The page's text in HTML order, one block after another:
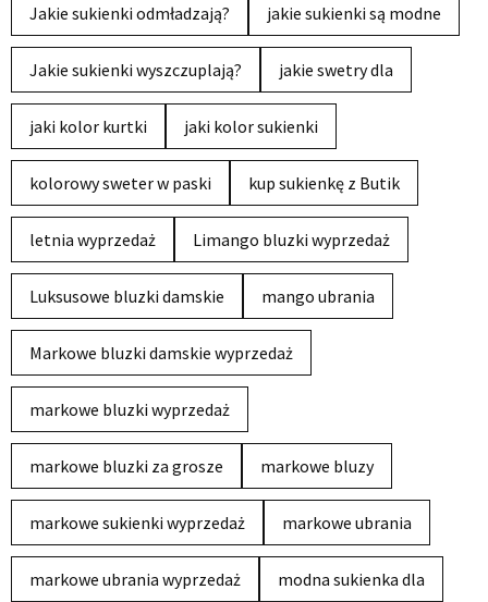
Jakie sukienki odmładzają? jakie sukienki są modne
Jakie sukienki wyszczuplają? jakie swetry dla
jaki kolor kurtki jaki kolor sukienki
kolorowy sweter w paski kup sukienkę z Butik
letnia wyprzedaż Limango bluzki wyprzedaż
Luksusowe bluzki damskie mango ubrania
Markowe bluzki damskie wyprzedaż
markowe bluzki wyprzedaż
markowe bluzki za grosze markowe bluzy
markowe sukienki wyprzedaż markowe ubrania
markowe ubrania wyprzedaż modna sukienka dla